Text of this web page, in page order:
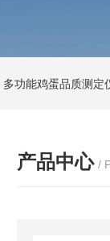
多功能鸡蛋品质测定
产品中心 /